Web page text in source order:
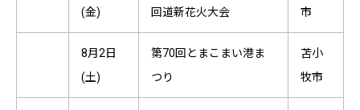
(金) 回道新花火大会 市
8月2日
(土)
第70回とまこまい港ま
つり
苫小
牧市